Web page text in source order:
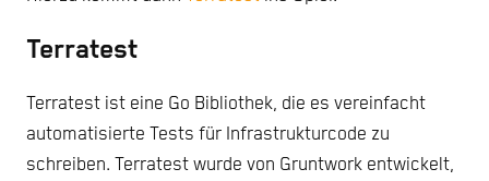
Terratest
Terratest ist eine Go Bibliothek, die es vereinfacht
automatisierte Tests für Infrastrukturcode zu
schreiben. Terratest wurde von Gruntwork entwickelt,